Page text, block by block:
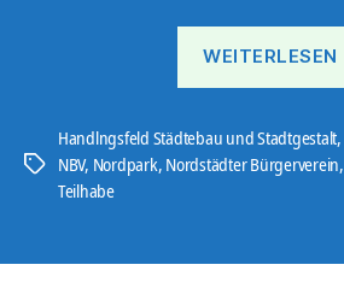
WEITERLESEN
Schlagwörter
Handlngsfeld Städtebau und Stadtgestalt,
NBV, Nordpark, Nordstädter Bürgerverein,
Teilhabe